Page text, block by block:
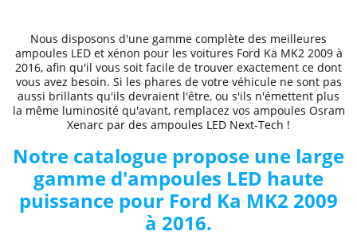
Nous disposons d'une gamme complète des meilleures
ampoules LED et xénon pour les voitures Ford Ka MK2 2009 à
2016, afin qu'il vous soit facile de trouver exactement ce dont
vous avez besoin. Si les phares de votre véhicule ne sont pas
aussi brillants qu'ils devraient l'être, ou s'ils n'émettent plus
la même luminosité qu'avant, remplacez vos ampoules Osram
Xenarc par des ampoules LED Next-Tech !
Notre catalogue propose une large
gamme d'ampoules LED haute
puissance pour Ford Ka MK2 2009
à 2016.